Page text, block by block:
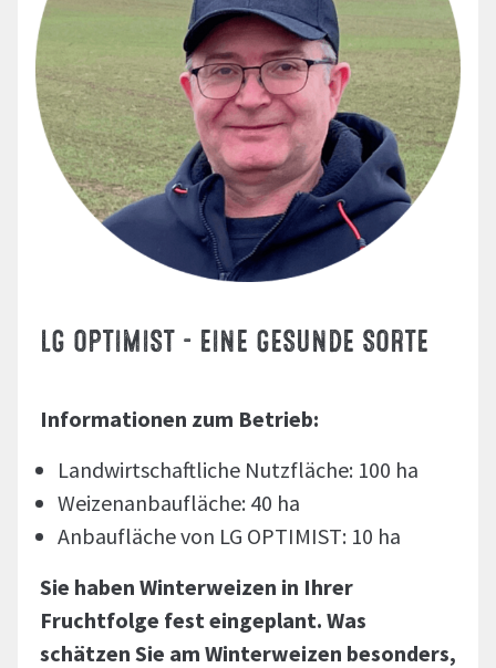
LG OPTIMIST - EINE GESUNDE SORTE
Informationen zum Betrieb:
Landwirtschaftliche Nutzfläche: 100 ha
Weizenanbaufläche: 40 ha
Anbaufläche von LG OPTIMIST: 10 ha
Sie haben Winterweizen in Ihrer
Fruchtfolge fest eingeplant. Was
schätzen Sie am Winterweizen besonders,